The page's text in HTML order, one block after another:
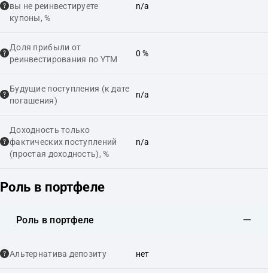
вы не реинвестируете
купоны, %
n/a
Доля прибыли от
реинвестирования по YTM
0 %
Будущие поступления (к дате
погашения)
n/a
Доходность только
фактических поступлений
(простая доходность), %
n/a
Роль в портфеле
Роль в портфеле
Альтернатива депозиту нет